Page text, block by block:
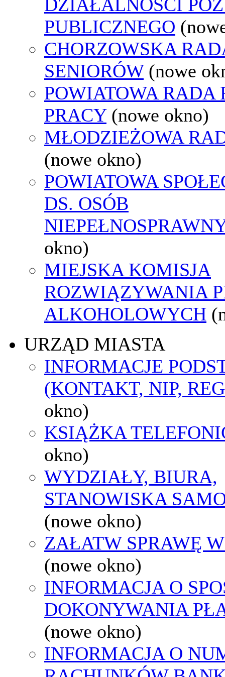
DZIAŁALNOŚCI
PUBLICZNEGO
CHORZOWSKA
SENIORÓW (nowe
POWIATOWA RADA
PRACY (nowe okno)
MŁODZIEŻOWA
(nowe okno)
POWIATOWA
DS. OSÓB
okno)
MIEJSKA KOMISJA
ROZWIĄZYWANIA
ALKOHOLOWYCH
URZĄD MIASTA
INFORMACJE
(KONTAKT, NIP,
okno)
KSIĄŻKA
okno)
WYDZIAŁY, BIURA,
STANOWISKA
(nowe okno)
ZAŁATW SPRAWĘ
(nowe okno)
INFORMACJA O
DOKONYWANIA
(nowe okno)
INFORMACJA O